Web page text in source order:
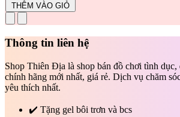
THÊM VÀO GIỎ
Thông tin liên hệ
Shop Thiên Địa là shop bán đồ chơi tình
chính hãng mới nhất, giá rẻ. Dịch vụ chăm
yêu thích nhất.
✔️ Tặng gel bôi trơn và bcs